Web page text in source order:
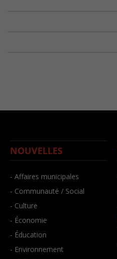
NOUVELLES
- Affaires municipales
- Communauté / Social
- Culture
- Économie
- Éducation
- Environnement